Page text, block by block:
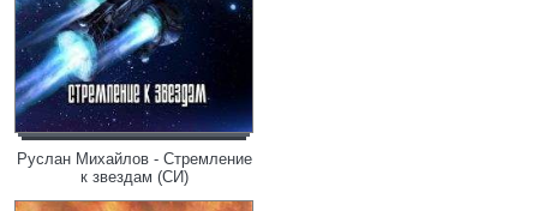
Руслан Михайлов - Стремление
к звездам (СИ)